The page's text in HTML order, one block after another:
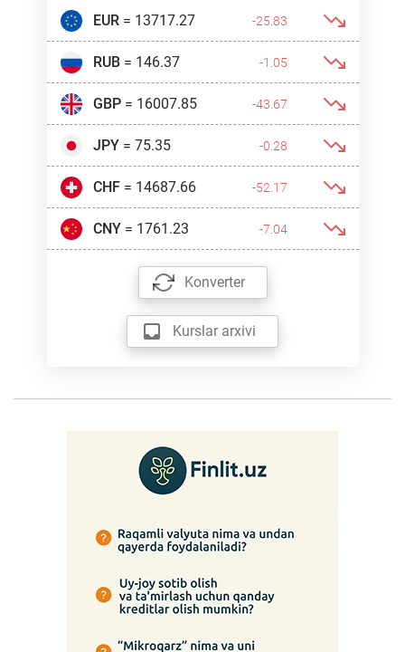
EUR= 13717.27 -25.83
RUB= 146.37 -1.05
GBP= 16007.85 -43.67
JPY= 75.35 -0.28
CHF= 14687.66 -52.17
CNY= 1761.23 -7.04
Konverter
Kurslar arxivi